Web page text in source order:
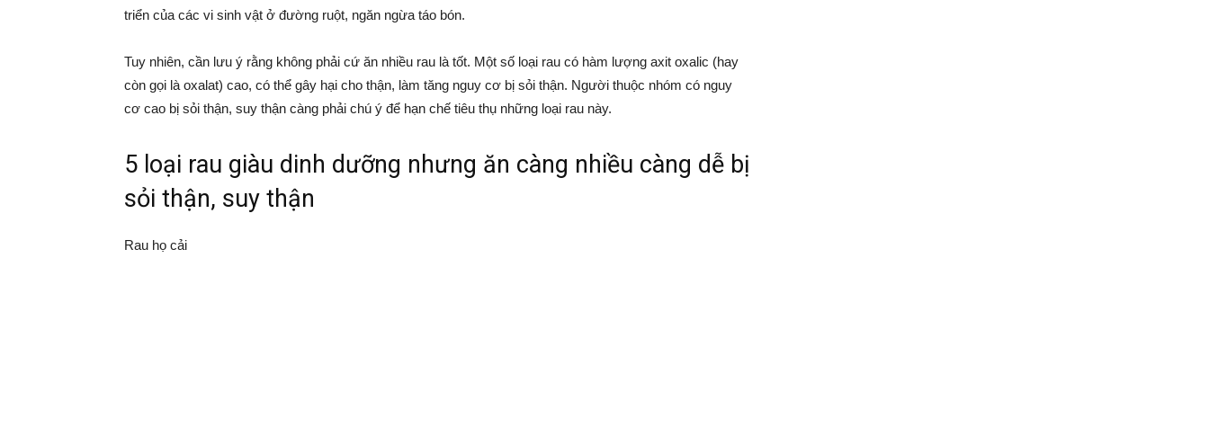
triển của các vi sinh vật ở đường ruột, ngăn ngừa táo bón.
Tuy nhiên, cần lưu ý rằng không phải cứ ăn nhiều rau là tốt. Một số loại rau có hàm lượng axit oxalic (hay
còn gọi là oxalat) cao, có thể gây hại cho thận, làm tăng nguy cơ bị sỏi thận. Người thuộc nhóm có nguy
cơ cao bị sỏi thận, suy thận càng phải chú ý để hạn chế tiêu thụ những loại rau này.
5 loại rau giàu dinh dưỡng nhưng ăn càng nhiều càng dễ bị
sỏi thận, suy thận
Rau họ cải